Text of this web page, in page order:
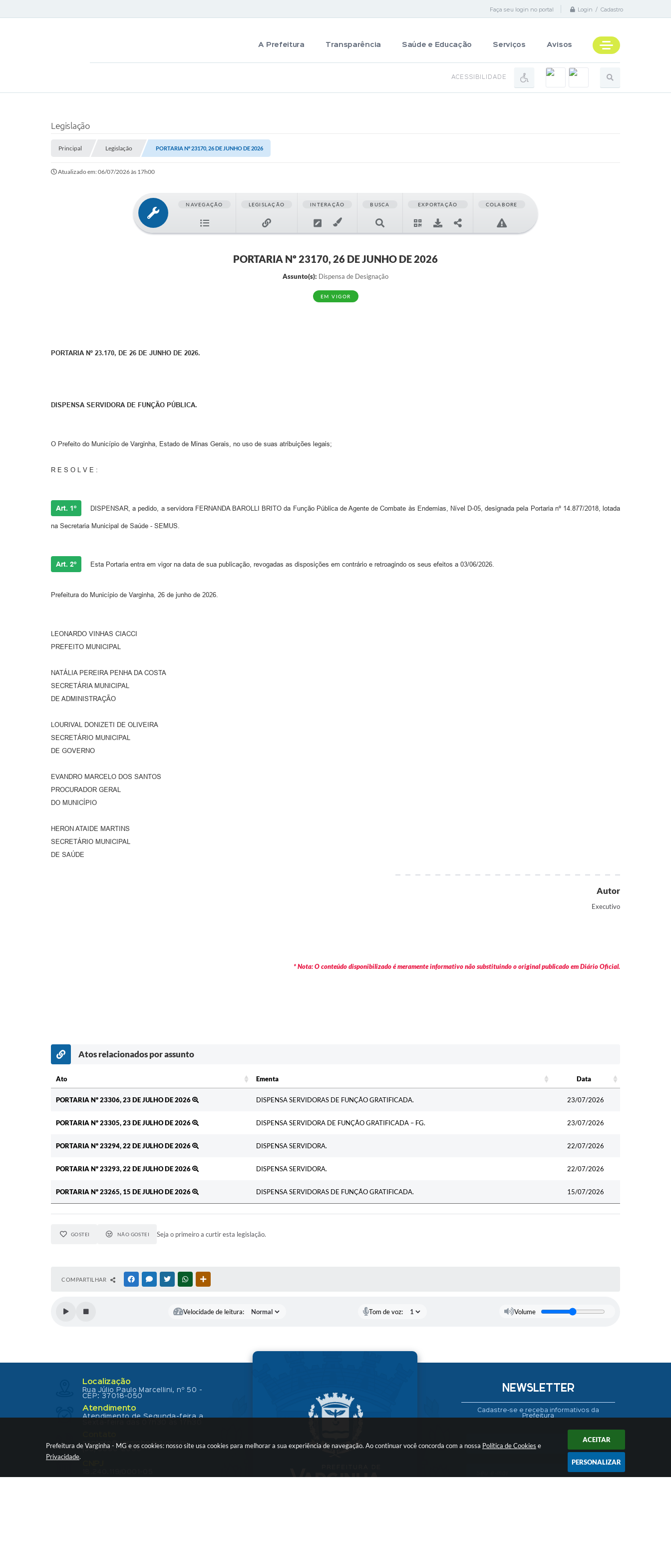
Prefeitura de Varginha - MG e os cookies: nosso site usa cookies para melhorar a sua experiência de navegação. Ao continuar você concorda com a nossa Política de Cookies e
Privacidade.
ACEITAR
PERSONALIZAR
Faça seu login no portal Login / Cadastro
A Prefeitura Transparência Saúde e Educação Serviços Avisos
ACESSIBILIDADE
Legislação
Principal Legislação PORTARIA Nº 23170, 26 DE JUNHO DE 2026
Atualizado em: 06/07/2026 às 17h00
NAVEGAÇÃO LEGISLAÇÃO INTERAÇÃO BUSCA EXPORTAÇÃO COLABORE
PORTARIA Nº 23170, 26 DE JUNHO DE 2026
Assunto(s): Dispensa de Designação
EM VIGOR
PORTARIA Nº 23.170, DE 26 DE JUNHO DE 2026.
DISPENSA SERVIDORA DE FUNÇÃO PÚBLICA.
O Prefeito do Município de Varginha, Estado de Minas Gerais, no uso de suas atribuições legais;
R E S O L V E :
Art. 1º DISPENSAR, a pedido, a servidora FERNANDA BAROLLI BRITO da Função Pública de Agente de Combate às Endemias, Nível D-05, designada pela Portaria nº 14.877/2018, lotada
na Secretaria Municipal de Saúde - SEMUS.
Art. 2º Esta Portaria entra em vigor na data de sua publicação, revogadas as disposições em contrário e retroagindo os seus efeitos a 03/06/2026.
Prefeitura do Município de Varginha, 26 de junho de 2026.
LEONARDO VINHAS CIACCI
PREFEITO MUNICIPAL
NATÁLIA PEREIRA PENHA DA COSTA
SECRETÁRIA MUNICIPAL
DE ADMINISTRAÇÃO
LOURIVAL DONIZETI DE OLIVEIRA
SECRETÁRIO MUNICIPAL
DE GOVERNO
EVANDRO MARCELO DOS SANTOS
PROCURADOR GERAL
DO MUNICÍPIO
HERON ATAIDE MARTINS
SECRETÁRIO MUNICIPAL
DE SAÚDE
Autor
Executivo
* Nota: O conteúdo disponibilizado é meramente informativo não substituindo o original publicado em Diário Oficial.
Atos relacionados por assunto
Ato Ementa
Data
PORTARIA Nº 23306, 23 DE JULHO DE 2026
DISPENSA SERVIDORAS DE FUNÇÃO GRATIFICADA. 23/07/2026
PORTARIA Nº 23305, 23 DE JULHO DE 2026 DISPENSA SERVIDORA DE FUNÇÃO GRATIFICADA – FG. 23/07/2026
PORTARIA Nº 23294, 22 DE JULHO DE 2026 DISPENSA SERVIDORA. 22/07/2026
PORTARIA Nº 23293, 22 DE JULHO DE 2026 DISPENSA SERVIDORA. 22/07/2026
PORTARIA Nº 23265, 15 DE JULHO DE 2026 DISPENSA SERVIDORAS DE FUNÇÃO GRATIFICADA. 15/07/2026
GOSTEI NÃO GOSTEI Seja o primeiro a curtir esta legislação.
COMPARTILHAR FACEBOOKMESSENGER
TWITTERWHATSAPP
Velocidade de leitura: Tom de voz: Volume
Localização
Rua Júlio Paulo Marcellini, nº 50 -
CEP: 37018-050
Atendimento
Atendimento de Segunda-feira a
contato@varginha.mg.gov.br
(35) 3690-2000
NEWSLETTER
Cadastre-se e receba informativos da
Prefeitura